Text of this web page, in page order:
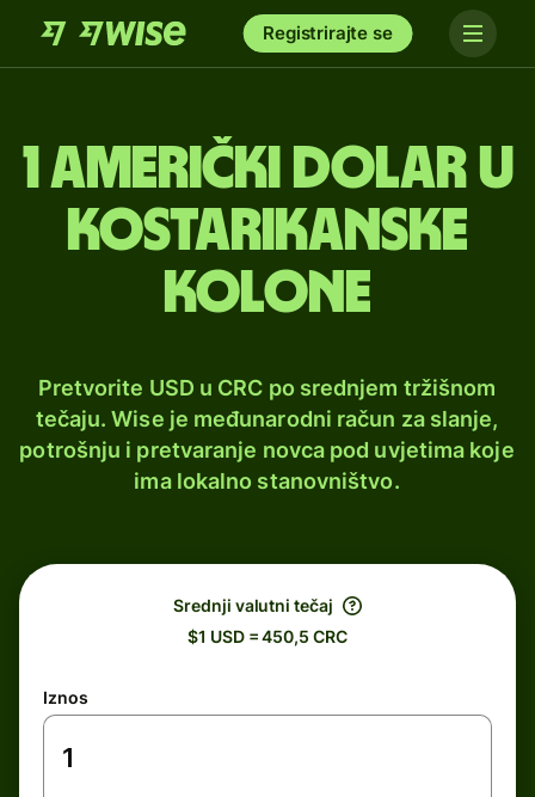
Registrirajte se
1 američki dolar u
kostarikanske
kolone
Pretvorite USD u CRC po srednjem tržišnom
tečaju. Wise je međunarodni račun za slanje,
potrošnju i pretvaranje novca pod uvjetima koje
ima lokalno stanovništvo.
Srednji valutni tečaj
$1 USD = 450,5 CRC
Iznos